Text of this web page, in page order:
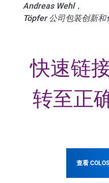
Andreas Wehl，
Töpfer 公司包装创新
快速链
转至正
查看